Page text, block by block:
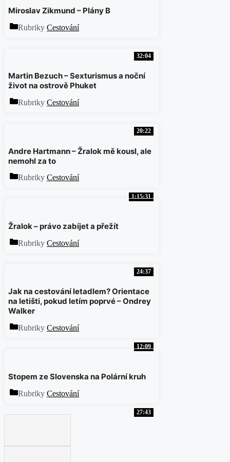
32:04
20:22
Miroslav Zikmund – Plány B
Rubriky Cestování
1:15:31
Martin Bezuch – Sexturismus a noční
život na ostrově Phuket
Rubriky Cestování
24:37
Andre Hartmann – Žralok mě kousl, ale
nemohl za to
Rubriky Cestování
12:09
Žralok – právo zabíjet a přežít
Rubriky Cestování
27:43
Jak na cestování letadlem? Orientace
na letišti, pokud letím poprvé – Ondrey
Walker
Rubriky Cestování
Stopem ze Slovenska na Polární kruh
Rubriky Cestování